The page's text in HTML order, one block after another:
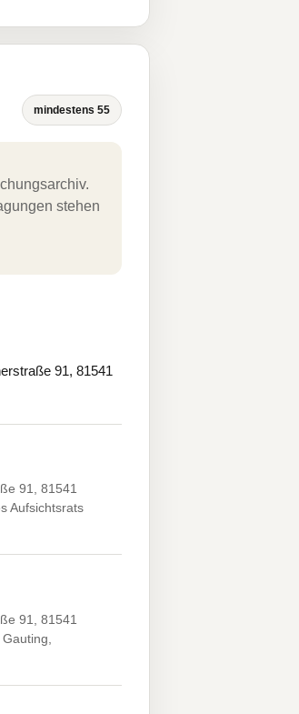
mindestens 55
stehen
91, 81541
91, 81541
Aufsichtsrats
91, 81541